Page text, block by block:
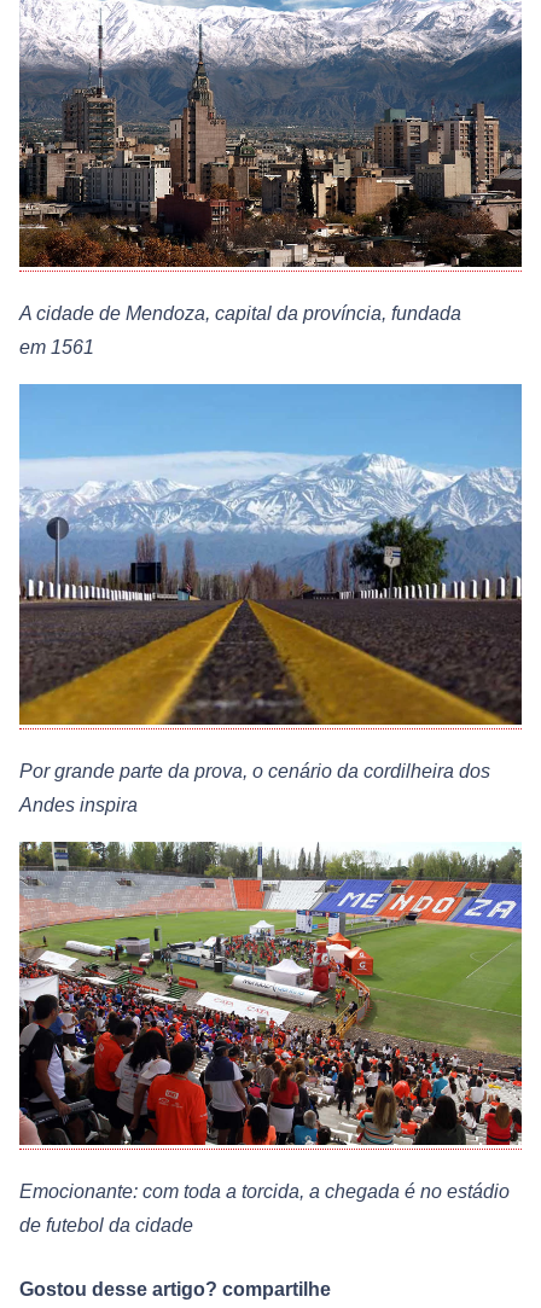
A cidade de Mendoza, capital da província, fundada
em 1561
Por grande parte da prova, o cenário da cordilheira dos
Andes inspira
Emocionante: com toda a torcida, a chegada é no estádio
de futebol da cidade
Gostou desse artigo? compartilhe